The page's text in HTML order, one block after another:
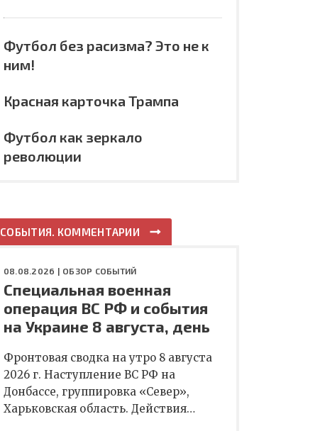
Футбол без расизма? Это не к
ним!
Красная карточка Трампа
Футбол как зеркало
революции
СОБЫТИЯ. КОММЕНТАРИИ
08.08.2026 | ОБЗОР СОБЫТИЙ
Специальная военная
операция ВС РФ и события
на Украине 8 августа, день
Фронтовая сводка на утро 8 августа
2026 г. Наступление ВС РФ на
Донбассе, группировка «Север»,
Харьковская область. Действия…